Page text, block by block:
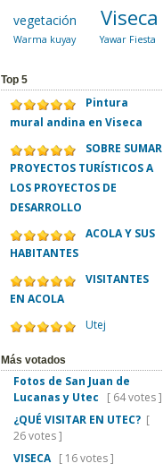
vegetación Viseca
Warma kuyay Yawar Fiesta
Top 5
Pintura
mural andina en Viseca
SOBRE SUMAR
PROYECTOS TURÍSTICOS A
LOS PROYECTOS DE
DESARROLLO
ACOLA Y SUS
HABITANTES
VISITANTES
EN ACOLA
Utej
Más votados
Fotos de San Juan de
Lucanas y Utec
[ 64 votes ]
¿QUÉ VISITAR EN UTEC? [
26 votes ]
VISECA [ 16 votes ]